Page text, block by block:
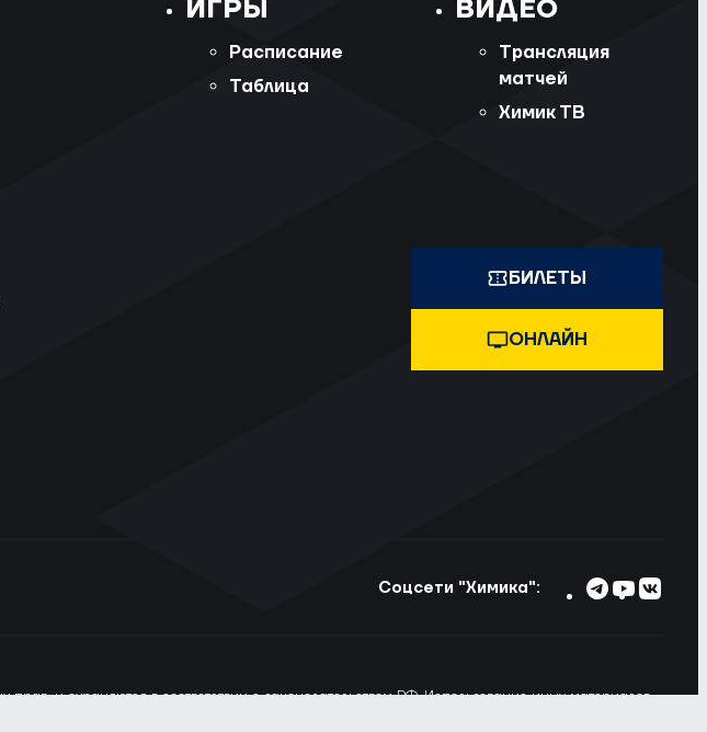
ИГРЫ
Расписание
Таблица
ВИДЕО
Трансляция
матчей
Химик ТВ
БИЛЕТЫ
ОНЛАЙН
Соцсети "Химика":
и охраняются в соответствии с законодательством РФ. Использование иных материалов